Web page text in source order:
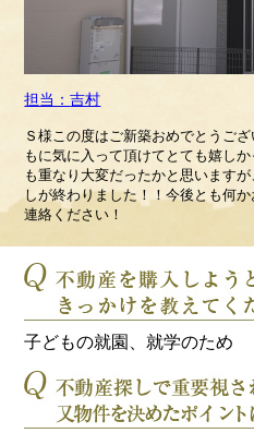
吉村
Ｓ様この度はご新築おめでとうご
もに気に入って頂けてとても嬉し
も重なり大変だったかと思います
しが終わりました！！今後とも何
連絡ください！
子どもの就園、就学のため